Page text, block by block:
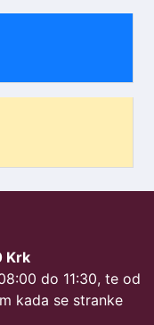
Krk
do 11:30, te od
kada se stranke